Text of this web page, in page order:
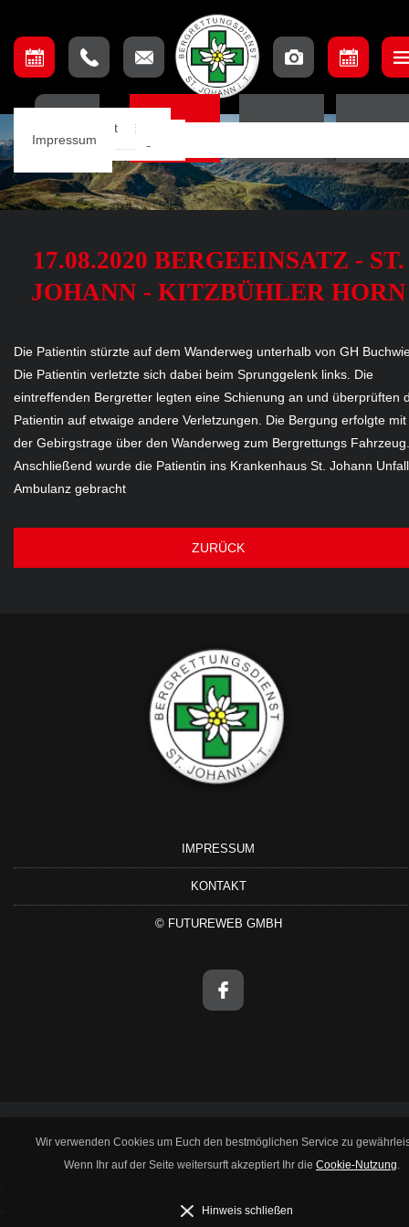
Einsätze
Einsatzbeschreibung
Einsatzkarte
Mannschaft
Ausbildungsteam
Aufnahmebedingungen
Lage & Anfahrt
Impressum
17.08.2020 BERGEEINSATZ - ST.
JOHANN - KITZBÜHLER HORN
Die Patientin stürzte auf dem Wanderweg unterhalb von GH
Die Patientin verletzte sich dabei beim Sprunggelenk links. Die
eintreffenden Bergretter legten eine Schienung an und überprüften
Patientin auf etwaige andere Verletzungen. Die Bergung erfolgte mit
der Gebirgstrage über den Wanderweg zum Bergrettungs Fahrzeug.
Anschließend wurde die Patientin ins Krankenhaus St. Johann Unfall
Ambulanz gebracht
ZURÜCK
IMPRESSUM
KONTAKT
© FUTUREWEB GMBH
Wir verwenden Cookies um Euch den bestmöglichen Service zu
Wenn Ihr auf der Seite weitersurft akzeptiert Ihr die Cookie-Nutzung.
Hinweis schließen